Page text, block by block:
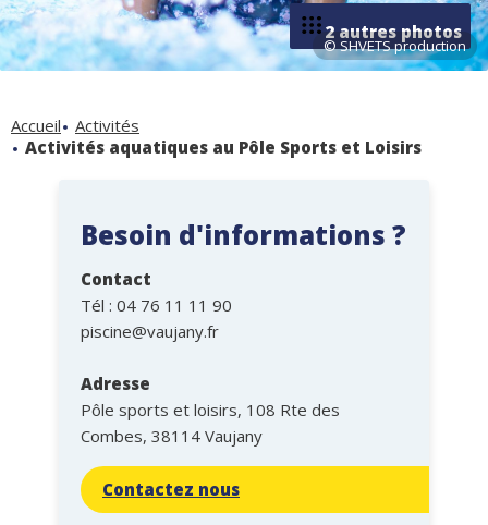
2 autres photos
Accueil
Activités
Activités aquatiques au Pôle Sports et Loisirs
Besoin d'informations ?
Contact
Tél : 04 76 11 11 90
piscine@vaujany.fr
Adresse
Pôle sports et loisirs, 108 Rte des
Combes, 38114 Vaujany
Contactez nous